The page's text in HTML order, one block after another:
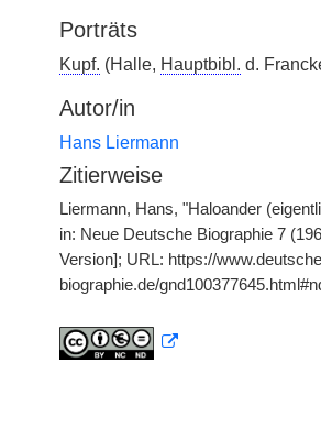
Porträts
Kupf. (Halle, Hauptbibl. d.
Autor/in
Hans Liermann
Zitierweise
Liermann, Hans, "Haloander
in: Neue Deutsche Biographie 7
Version]; URL: https://
biographie.de/